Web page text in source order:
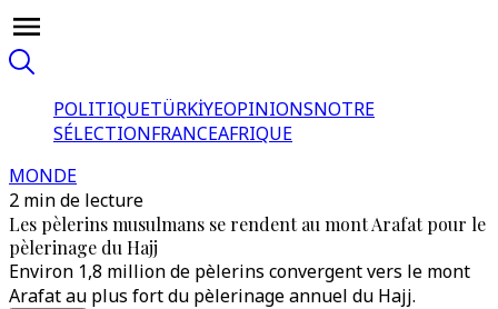
POLITIQUETÜRKİYEOPINIONSNOTRE
SÉLECTIONFRANCEAFRIQUE
MONDE
2 min de lecture
Les pèlerins musulmans se rendent au mont Arafat pour le
pèlerinage du Hajj
Environ 1,8 million de pèlerins convergent vers le mont
Arafat au plus fort du pèlerinage annuel du Hajj.